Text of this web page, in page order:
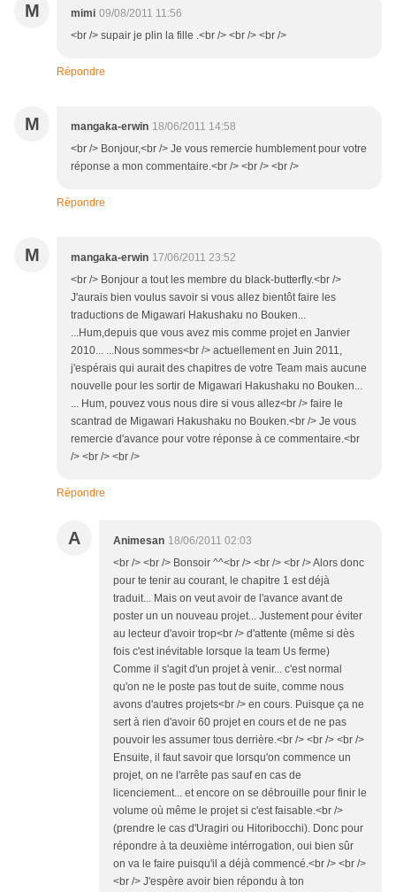
M mimi 09/08/2011 11:56
<br /> supair je plin la fille .<br /> <br /> <br />
Répondre
M mangaka-erwin 18/06/2011 14:58
<br /> Bonjour,<br /> Je vous remercie humblement pour votre
réponse a mon commentaire.<br /> <br /> <br />
Répondre
M mangaka-erwin 17/06/2011 23:52
<br /> Bonjour a tout les membre du black-butterfly.<br />
J'aurais bien voulus savoir si vous allez bientôt faire les
traductions de Migawari Hakushaku no Bouken...
...Hum,depuis que vous avez mis comme projet en Janvier
2010... ...Nous sommes<br /> actuellement en Juin 2011,
j'espérais qui aurait des chapitres de votre Team mais aucune
nouvelle pour les sortir de Migawari Hakushaku no Bouken...
... Hum, pouvez vous nous dire si vous allez<br /> faire le
scantrad de Migawari Hakushaku no Bouken.<br /> Je vous
remercie d'avance pour votre réponse à ce commentaire.<br
/> <br /> <br />
Répondre
A Animesan 18/06/2011 02:03
<br /> <br /> Bonsoir ^^<br /> <br /> <br /> Alors donc
pour te tenir au courant, le chapitre 1 est déjà
traduit... Mais on veut avoir de l'avance avant de
poster un un nouveau projet... Justement pour éviter
au lecteur d'avoir trop<br /> d'attente (même si dès
fois c'est inévitable lorsque la team Us ferme)
Comme il s'agit d'un projet à venir... c'est normal
qu'on ne le poste pas tout de suite, comme nous
avons d'autres projets<br /> en cours. Puisque ça ne
sert à rien d'avoir 60 projet en cours et de ne pas
pouvoir les assumer tous derrière.<br /> <br /> <br />
Ensuite, il faut savoir que lorsqu'on commence un
projet, on ne l'arrête pas sauf en cas de
licenciement... et encore on se débrouille pour finir le
volume où même le projet si c'est faisable.<br />
(prendre le cas d'Uragiri ou Hitoribocchi). Donc pour
répondre à ta deuxième intérrogation, oui bien sûr
on va le faire puisqu'il a déjà commencé.<br /> <br />
<br /> J'espère avoir bien répondu à ton